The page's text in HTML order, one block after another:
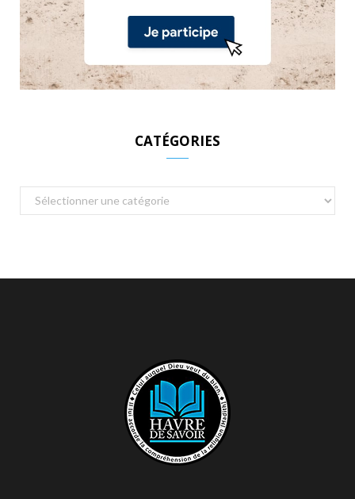
CATÉGORIES
Catégories